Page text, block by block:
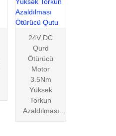
24V DC
Qurd
Ötürücü
Motor
3.5Nm
Yüksək
Torkun
Azaldılması...